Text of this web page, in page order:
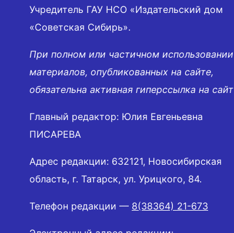
Учредитель ГАУ НСО «Издательский дом
«Советская Сибирь».
При полном или частичном использовании
материалов, опубликованных на сайте,
обязательна активная гиперссылка на сайт
Главный редактор: Юлия Евгеньевна
ПИСАРЕВА
Адрес редакции: 632121, Новосибирская
область, г. Татарск, ул. Урицкого, 84.
Телефон редакции — 8(38364) 21-673